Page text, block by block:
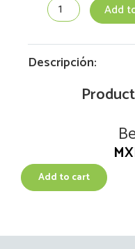
Dudleya
del
Cañon)
Add
Descripción:
Add to cart